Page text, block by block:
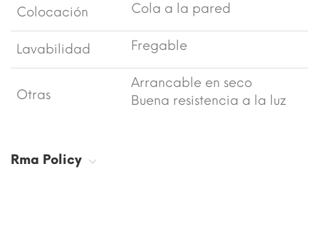
Colocación Cola a la pared
Lavabilidad Fregable
Otras
Arrancable en seco
Buena resistencia a la luz
Rma Policy